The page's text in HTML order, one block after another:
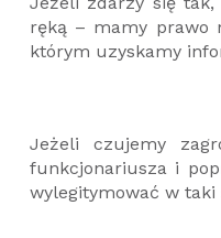
ręką – mamy prawo
którym uzyskamy
Jeżeli czujemy
funkcjonariusza i
wylegitymować w taki